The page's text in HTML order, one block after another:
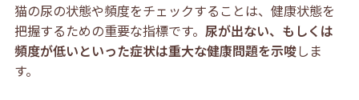
猫の尿の状態や頻度をチェックすることは、健康状態を
把握するための重要な指標です。 尿が出ない、もしくは
頻度が低いといった症状は重大な健康問題を示唆しま
す。